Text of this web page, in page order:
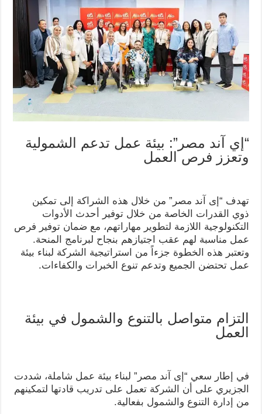
“إي آند مصر”: بيئة عمل تدعم الشمولية
وتعزز فرص العمل
تهدف “إى آند مصر” من خلال هذه الشراكة إلى تمكين
ذوي القدرات الخاصة من خلال توفير أحدث الأدوات
التكنولوجية اللازمة لتطوير مهاراتهم، مع ضمان توفير فرص
عمل مناسبة لهم عقب اجتيازهم بنجاح لبرنامج المنحة.
وتعتبر هذه الخطوة جزءاً من استراتيجية الشركة لبناء بيئة
عمل تحتضن الجميع وتدعم تنوع الخبرات والكفاءات.
التزام متواصل بالتنوع والشمول في بيئة
العمل
في إطار سعي “إى آند مصر” لبناء بيئة عمل شاملة، شددت
الجزيري على أن الشركة تعمل على تدريب قادتها لتمكينهم
من إدارة التنوع والشمول بفعالية.